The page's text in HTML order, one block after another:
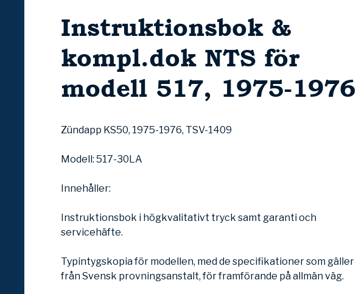
Instruktionsbok &
kompl.dok NTS för
modell 517, 1975-1976
Zündapp KS50, 1975-1976, TSV-1409
Modell: 517-30LA
Innehåller:
Instruktionsbok i högkvalitativt tryck samt garanti och
servicehäfte.
Typintygskopia för modellen, med de specifikationer som gäller
från Svensk provningsanstalt, för framförande på allmän väg.